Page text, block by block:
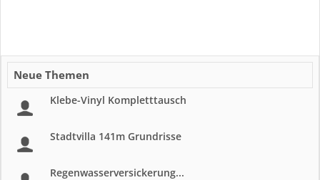
Neue Themen
Klebe-Vinyl Kompletttausch
Stadtvilla 141m Grundrisse
Regenwasserversickerung...